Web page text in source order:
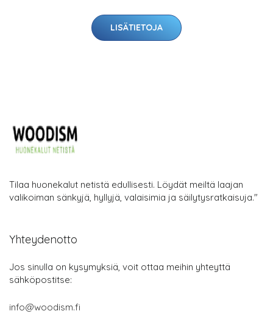
LISÄTIETOJA
Tilaa huonekalut netistä edullisesti. Löydät meiltä laajan
valikoiman sänkyjä, hyllyjä, valaisimia ja säilytysratkaisuja."
Yhteydenotto
Jos sinulla on kysymyksiä, voit ottaa meihin yhteyttä
sähköpostitse:
info@woodism.fi